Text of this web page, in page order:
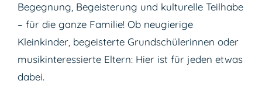
Begegnung, Begeisterung und kulturelle Teilhabe
– für die ganze Familie! Ob neugierige
Kleinkinder, begeisterte Grundschülerinnen oder
musikinteressierte Eltern: Hier ist für jeden etwas
dabei.